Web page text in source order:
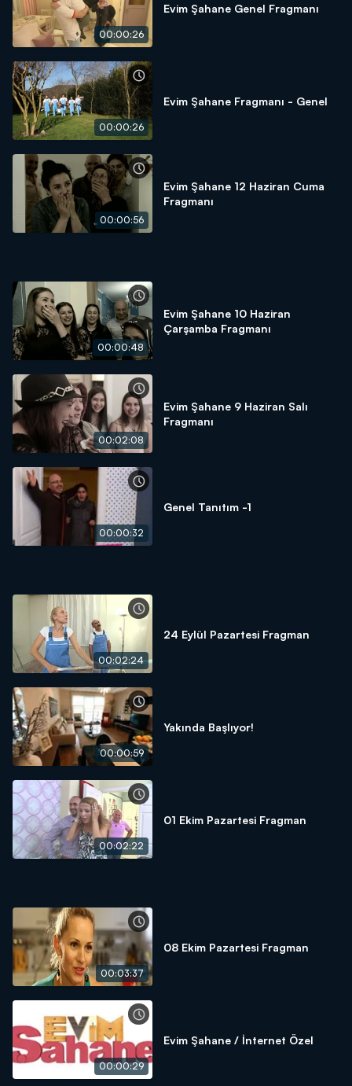
00:00:26
Evim Şahane Genel Fragmanı
00:00:26
Evim Şahane Fragmanı - Genel
00:00:56
Evim Şahane 12 Haziran Cuma
Fragmanı
00:00:48
Evim Şahane 10 Haziran
Çarşamba Fragmanı
00:02:08
Evim Şahane 9 Haziran Salı
Fragmanı
00:00:32
Genel Tanıtım -1
00:02:24
24 Eylül Pazartesi Fragman
00:00:59
Yakında Başlıyor!
00:02:22
01 Ekim Pazartesi Fragman
00:03:37
08 Ekim Pazartesi Fragman
00:00:29
Evim Şahane / İnternet Özel